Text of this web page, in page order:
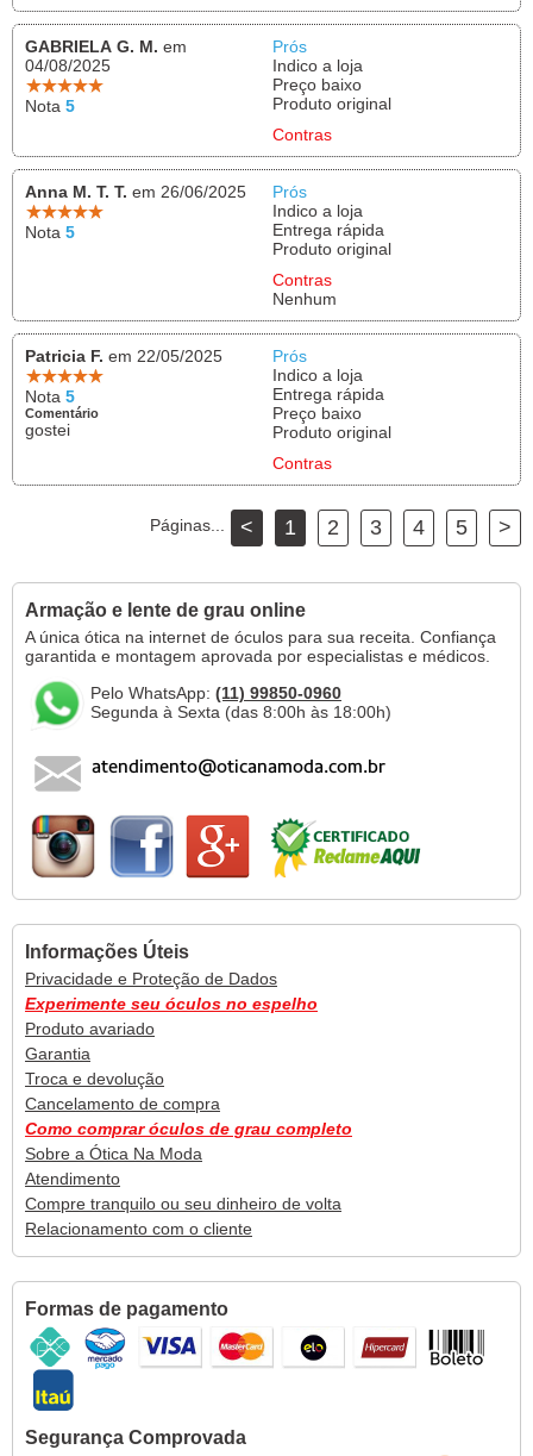
GABRIELA G. M. em
04/08/2025
Nota 5
Prós
Indico a loja
Preço baixo
Produto original
Contras
Anna M. T. T. em 26/06/2025
Nota 5
Prós
Indico a loja
Entrega rápida
Produto original
Contras
Nenhum
Patricia F. em 22/05/2025
Nota 5
Comentário
gostei
Prós
Indico a loja
Entrega rápida
Preço baixo
Produto original
Contras
Páginas... < 1 2 3 4 5 >
Armação e lente de grau online
A única ótica na internet de óculos para sua receita. Confiança
garantida e montagem aprovada por especialistas e médicos.
Pelo WhatsApp: (11) 99850-0960
Segunda à Sexta (das 8:00h às 18:00h)
Informações Úteis
Privacidade e Proteção de Dados
Experimente seu óculos no espelho
Produto avariado
Garantia
Troca e devolução
Cancelamento de compra
Como comprar óculos de grau completo
Sobre a Ótica Na Moda
Atendimento
Compre tranquilo ou seu dinheiro de volta
Relacionamento com o cliente
Formas de pagamento
Segurança Comprovada